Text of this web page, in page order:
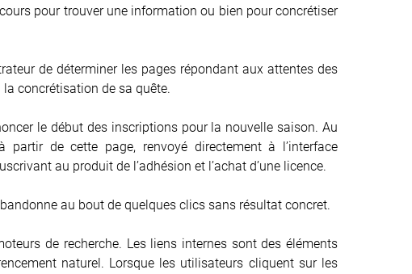
pour trouver une information ou bien pour concrétiser
de déterminer les pages répondant aux attentes des
la concrétisation de sa quête.
le début des inscriptions pour la nouvelle saison. Au
de cette page, renvoyé directement à l’interface
au produit de l’adhésion et l’achat d’une licence.
au bout de quelques clics sans résultat concret.
de recherche. Les liens internes sont des éléments
naturel. Lorsque les utilisateurs cliquent sur les